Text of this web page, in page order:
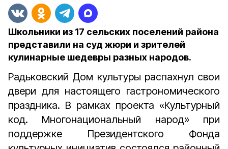
Школьники из 17 сельских поселений района
представили на суд жюри и зрителей
кулинарные шедевры разных народов.
Радьковский Дом культуры распахнул свои
двери для настоящего гастрономического
праздника. В рамках проекта «Культурный
код. Многонациональный народ» при
поддержке Президентского Фонда